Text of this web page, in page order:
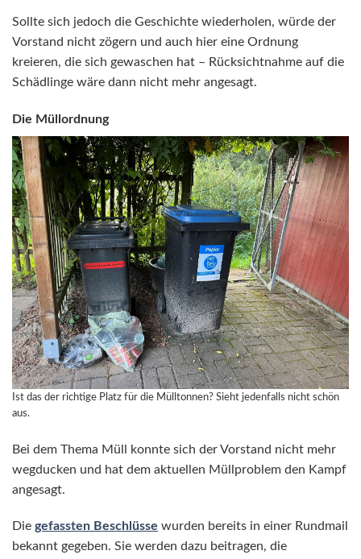
Sollte sich jedoch die Geschichte wiederholen, würde der
Vorstand nicht zögern und auch hier eine Ordnung
kreieren, die sich gewaschen hat – Rücksichtnahme auf die
Schädlinge wäre dann nicht mehr angesagt.
Die Müllordnung
Ist das der richtige Platz für die Mülltonnen? Sieht jedenfalls nicht schön
aus.
Bei dem Thema Müll konnte sich der Vorstand nicht mehr
wegducken und hat dem aktuellen Müllproblem den Kampf
angesagt.
Die gefassten Beschlüsse wurden bereits in einer Rundmail
bekannt gegeben. Sie werden dazu beitragen, die